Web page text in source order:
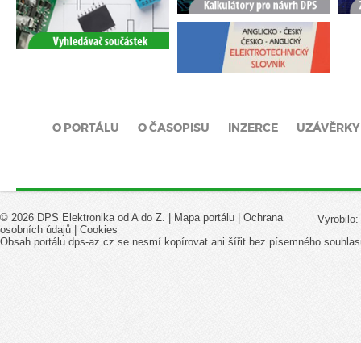
O PORTÁLU O ČASOPISU INZERCE UZÁVĚRKY
Vyrobilo:
© 2026 DPS Elektronika od A do Z. | Mapa portálu
Ochrana
osobních údajů
Cookies
Obsah portálu dps-az.cz se nesmí kopírovat ani šířit bez písemného